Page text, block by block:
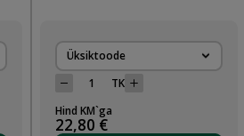
Üksiktoode
TK
Hind KM`ga
22,80 €